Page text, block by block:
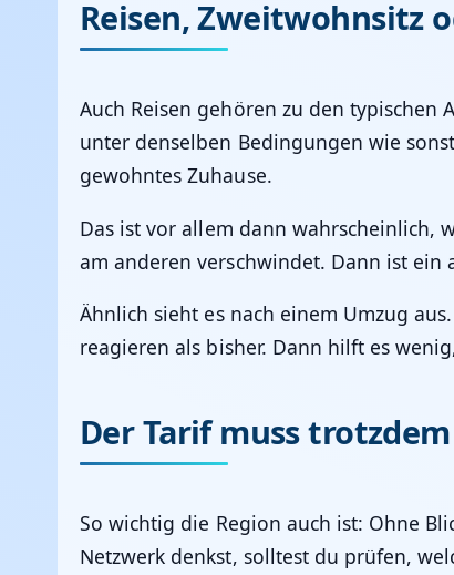
Reisen, Zweitwohnsitz
Auch Reisen gehören zu den
unter denselben Bedingungen wie
gewohntes Zuhause.
Das ist vor allem dann wahrscheinlich,
am anderen verschwindet. Dann ist
Ähnlich sieht es nach einem Umzug
reagieren als bisher. Dann hilft es
Der Tarif muss
So wichtig die Region auch ist: Ohne
Netzwerk denkst, solltest du prüfen,